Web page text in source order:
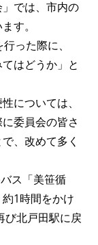
では、市内の
す。
った際に、
はどうか」と
については、
委員会の皆さ
、改めて多く
ス「美笹循
1時間をかけ
び北戸田駅に戻